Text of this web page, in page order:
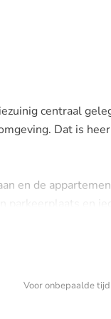
centraal
Dat is
en de
en
Voor onbepaalde tijd